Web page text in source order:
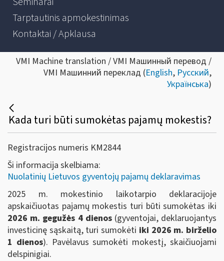
Tarptautinis apmokestinimas
Kontaktai / Apklausa
VMI Machine translation / VMI Машинный перевод /
VMI Машинний переклад (English, Русский,
Українська)
Kada turi būti sumokėtas pajamų mokestis?
Registracijos numeris KM2844
Ši informacija skelbiama:
Nuolatinių Lietuvos gyventojų pajamų deklaravimas
2025 m. mokestinio laikotarpio deklaracijoje
apskaičiuotas pajamų mokestis turi būti sumokėtas iki
2026 m. gegužės 4 dienos (gyventojai, deklaruojantys
investicinę sąskaitą, turi sumokėti iki 2026 m. birželio
1 dienos). Pavėlavus sumokėti mokestį, skaičiuojami
delspinigiai.